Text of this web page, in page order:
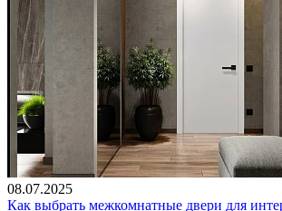
08.07.2025
Как выбрать межкомнатные двери для